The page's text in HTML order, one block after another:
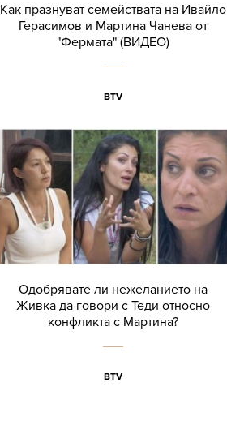
Как празнуват семействата на Ивайло
Герасимов и Мартина Чанева от
"Фермата" (ВИДЕО)
BTV
Одобрявате ли нежеланието на
Живка да говори с Теди относно
конфликта с Мартина?
BTV